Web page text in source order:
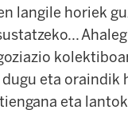
langile horiek
eta oraindik
eta